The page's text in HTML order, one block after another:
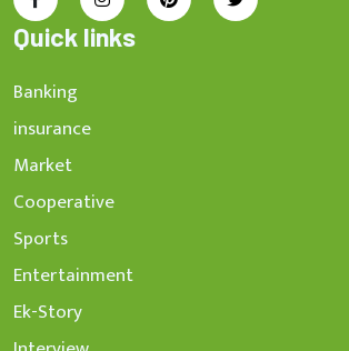
Quick links
Banking
insurance
Market
Cooperative
Sports
Entertainment
Ek-Story